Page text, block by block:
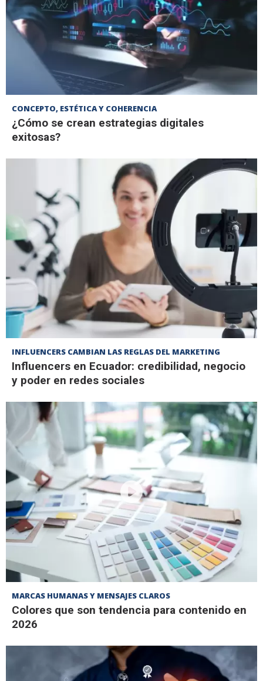
CONCEPTO, ESTÉTICA Y COHERENCIA
¿Cómo se crean estrategias digitales
exitosas?
INFLUENCERS CAMBIAN LAS REGLAS DEL MARKETING
Influencers en Ecuador: credibilidad, negocio
y poder en redes sociales
MARCAS HUMANAS Y MENSAJES CLAROS
Colores que son tendencia para contenido en
2026